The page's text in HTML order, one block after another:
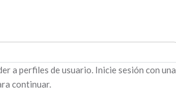
a perfiles de usuario. Inicie sesión con una
continuar.